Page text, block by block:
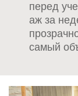
перед
аж за
самый